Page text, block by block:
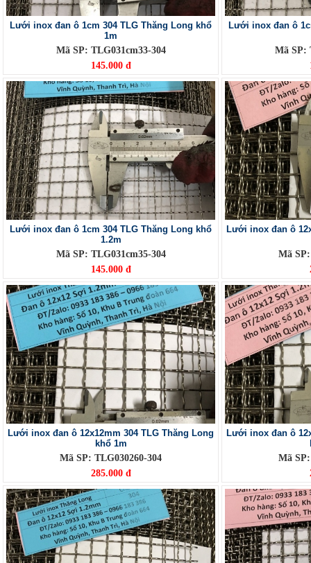
Lưới inox đan ô 1cm 304 TLG Thăng Long khổ
1m
Mã SP: TLG031cm33-304
145.000 đ
Lưới inox đan ô
Mã SP:
Lưới inox đan ô 1cm 304 TLG Thăng Long khổ
1.2m
Mã SP: TLG031cm35-304
145.000 đ
Lưới inox đan ô
Mã
Lưới inox đan ô 12x12mm 304 TLG Thăng Long
khổ 1m
Mã SP: TLG030260-304
285.000 đ
Lưới inox đan ô
Mã